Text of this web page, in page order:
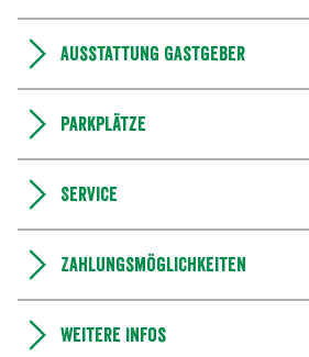
Ausstattung Gastgeber
Parkplätze
Service
Zahlungsmöglichkeiten
Weitere Infos